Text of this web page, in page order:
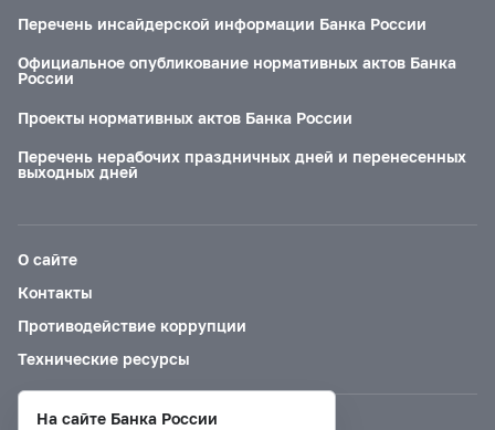
Перечень инсайдерской информации Банка России
Официальное опубликование нормативных актов Банка
России
Проекты нормативных актов Банка России
Перечень нерабочих праздничных дней и перенесенных
выходных дней
О сайте
Контакты
Противодействие коррупции
Технические ресурсы
На сайте Банка России